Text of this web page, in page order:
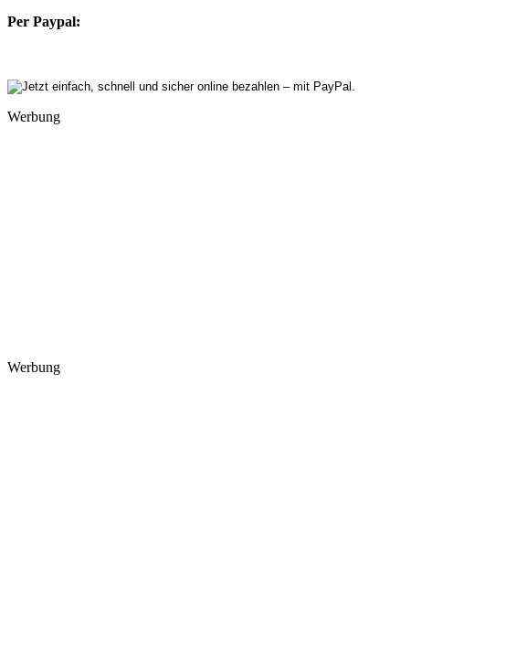
Per Paypal:
Werbung
Werbung